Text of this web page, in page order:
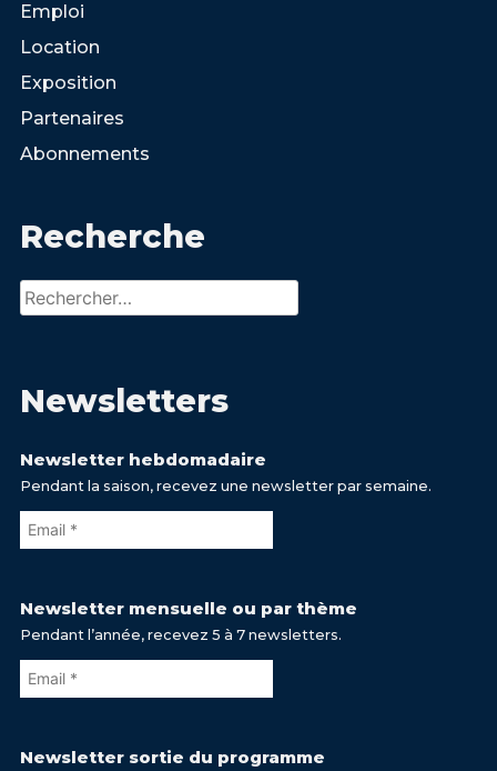
Emploi
Location
Exposition
Partenaires
Abonnements
Recherche
Rechercher :
Newsletters
Newsletter hebdomadaire
Pendant la saison, recevez une newsletter par semaine.
Newsletter mensuelle ou par thème
Pendant l’année, recevez 5 à 7 newsletters.
Newsletter sortie du programme